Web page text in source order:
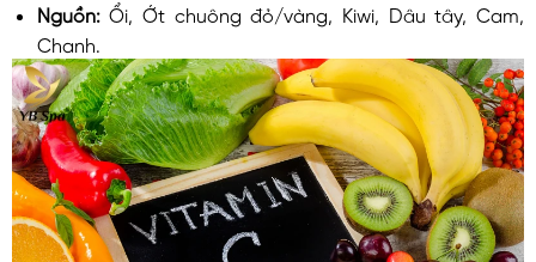
Nguồn:Ổi, Ớt chuông đỏ/vàng, Kiwi, Dâu tây, Cam,
Chanh.